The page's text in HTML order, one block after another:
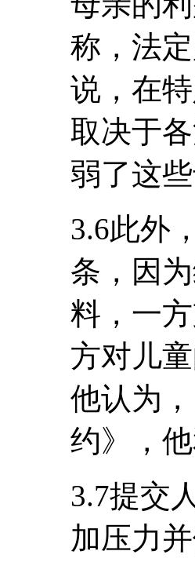
称，法
说，在
取决于
弱了这
3.6此外
条，因
料，一
方对儿
他认为
约》，
3.7提交
加压力